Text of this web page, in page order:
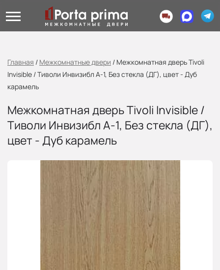
Главная / Межкомнатные двери / Межкомнатная дверь Tivoli
Invisible / Тиволи Инвизибл А-1, Без стекла (ДГ), цвет - Дуб
карамель
Межкомнатная дверь Tivoli Invisible /
Тиволи Инвизибл А-1, Без стекла (ДГ),
цвет - Дуб карамель